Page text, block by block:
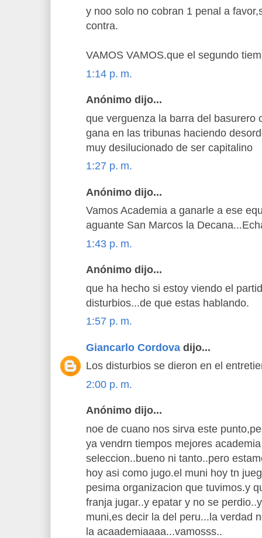
y noo solo no cobran 1 penal a
contra.
VAMOS VAMOS.que el segundo
1:14 p. m.
Anónimo dijo...
que verguenza la barra del basurero
gana en las tribunas haciendo
muy desilucionado de ser capitalino
1:27 p. m.
Anónimo dijo...
Vamos Academia a ganarle a ese
aguante San Marcos la
1:43 p. m.
Anónimo dijo...
que ha hecho si estoy viendo el
disturbios...de que estas hablando.
1:57 p. m.
Giancarlo Cordova dijo...
Los disturbios se dieron en el
2:00 p. m.
Anónimo dijo...
noe de cuano nos sirva este
ya vendrn tiempos mejores
seleccion..bueno ni tanto..pero
hoy asi como jugo.el muni hoy tn
pesima organizacion que tuvimos.y
franja jugar..y epatar y no se
muni,es decir la del peru...la verdad
la acaademiaaaa...vamosss..